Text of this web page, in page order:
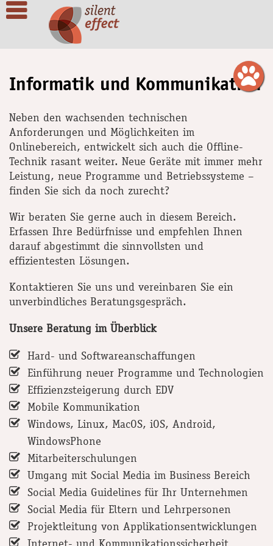
Informatik und Kommunikation
Neben den wachsenden technischen
Anforderungen und Möglichkeiten im
Onlinebereich, entwickelt sich auch die Offline-
Technik rasant weiter. Neue Geräte mit immer mehr
Leistung, neue Programme und Betriebssysteme –
finden Sie sich da noch zurecht?
Wir beraten Sie gerne auch in diesem Bereich.
Erfassen Ihre Bedürfnisse und empfehlen Ihnen
darauf abgestimmt die sinnvollsten und
effizientesten Lösungen.
Kontaktieren Sie uns und vereinbaren Sie ein
unverbindliches Beratungsgespräch.
Unsere Beratung im Überblick
Hard- und Softwareanschaffungen
Einführung neuer Programme und Technologien
Effizienzsteigerung durch EDV
Mobile Kommunikation
Windows, Linux, MacOS, iOS, Android,
WindowsPhone
Mitarbeiterschulungen
Umgang mit Social Media im Business Bereich
Social Media Guidelines für Ihr Unternehmen
Social Media für Eltern und Lehrpersonen
Projektleitung von Applikationsentwicklungen